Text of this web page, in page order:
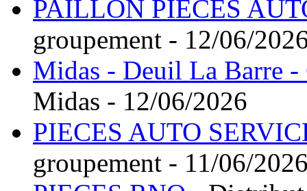
PAILLON PIECES
groupement - 12/06/
Midas - Deuil La Barre -
Midas - 12/06/2026
PIECES AUTO
groupement - 11/06/